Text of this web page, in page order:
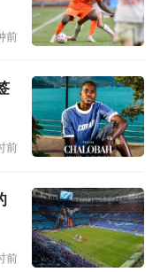
前
前
前